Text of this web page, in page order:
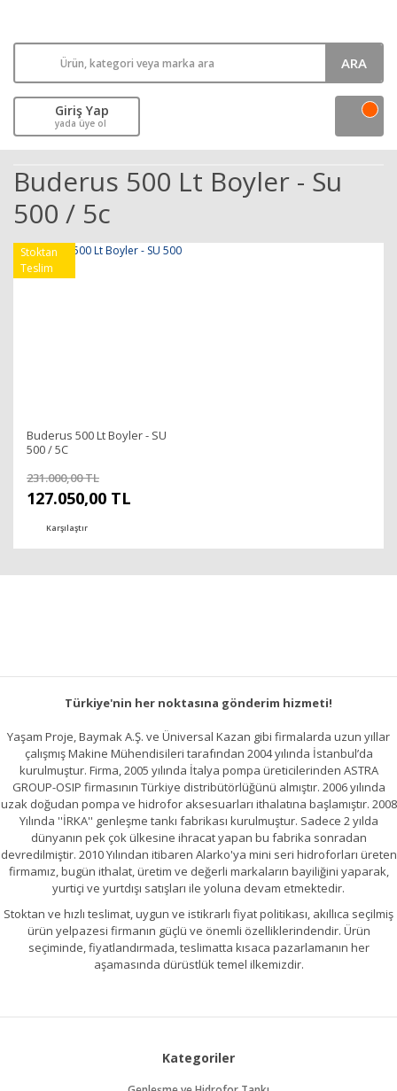
ARA
Giriş Yap
yada üye ol
Buderus 500 Lt Boyler - Su
500 / 5c
Stoktan
Teslim
Buderus 500 Lt Boyler - SU
500 / 5C
231.000,00 TL
127.050,00 TL
Karşılaştır
Türkiye'nin her noktasına gönderim hizmeti!
Yaşam Proje, Baymak A.Ş. ve Üniversal Kazan gibi firmalarda uzun yıllar
çalışmış Makine Mühendisileri tarafından 2004 yılında İstanbul’da
kurulmuştur. Firma, 2005 yılında İtalya pompa üreticilerinden ASTRA
GROUP-OSIP firmasının Türkiye distribütörlüğünü almıştır. 2006 yılında
uzak doğudan pompa ve hidrofor aksesuarları ithalatına başlamıştır. 2008
Yılında ''İRKA'' genleşme tankı fabrikası kurulmuştur. Sadece 2 yılda
dünyanın pek çok ülkesine ihracat yapan bu fabrika sonradan
devredilmiştir. 2010 Yılından itibaren Alarko'ya mini seri hidroforları üreten
firmamız, bugün ithalat, üretim ve değerli markaların bayiliğini yaparak,
yurtiçi ve yurtdışı satışları ile yoluna devam etmektedir.
Stoktan ve hızlı teslimat, uygun ve istikrarlı fiyat politikası, akıllıca seçilmiş
ürün yelpazesi firmanın güçlü ve önemli özelliklerindendir. Ürün
seçiminde, fiyatlandırmada, teslimatta kısaca pazarlamanın her
aşamasında dürüstlük temel ilkemizdir.
Kategoriler